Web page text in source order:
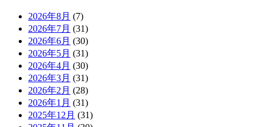
2026年8月 (7)
2026年7月 (31)
2026年6月 (30)
2026年5月 (31)
2026年4月 (30)
2026年3月 (31)
2026年2月 (28)
2026年1月 (31)
2025年12月 (31)